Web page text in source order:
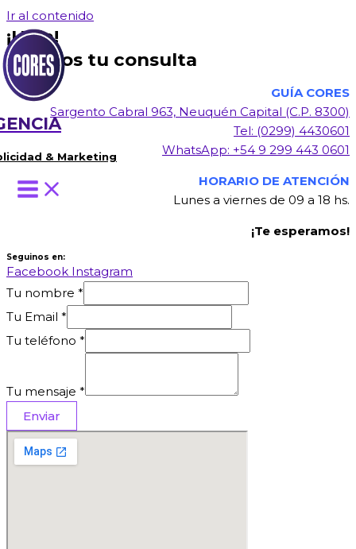
Ir al contenido
& Marketing
¡Hola!
Dejanos tu consulta
GUÍA CORES
Sargento Cabral 963, Neuquén Capital (C.P. 8300)
Tel: (0299) 4430601
WhatsApp: +54 9 299 443 0601
HORARIO DE ATENCIÓN
Lunes a viernes de 09 a 18 hs.
¡Te esperamos!
Seguinos en:
Facebook Instagram
Tu nombre *
Tu Email *
Tu teléfono *
Tu mensaje *
Enviar